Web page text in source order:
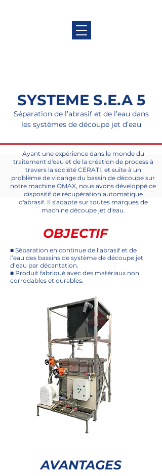
SYSTEME S.E.A 5
Séparation de l’abrasif et de l’eau dans
les systèmes de découpe jet d’eau
Ayant une expérience dans le monde du
traitement d'eau et de la création de process à
travers la société CERATI, et suite à un
problème de vidange du bassin de découpe sur
notre machine OMAX, nous avons développé ce
dispositif de récupération automatique
d'abrasif. Il s'adapte sur toutes marques de
machine découpe jet d'eau.
OBJECTIF
■ Séparation en continue de l’abrasif et de
l’eau des bassins de système de découpe jet
d’eau par décantation.
■ Produit fabriqué avec des matériaux non
corrodables et durables.
AVANTAGES